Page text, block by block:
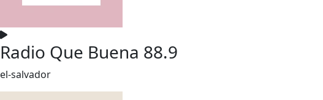
Radio Que Buena 88.9
el-salvador